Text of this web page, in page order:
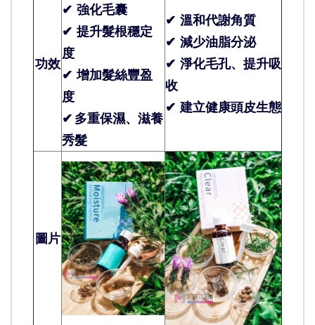
功效
✔ 強化毛囊
✔ 提升髮根穩定
度
✔ 增加髮絲豐盈
度
✔ 多重保濕、滋養
秀髮
✔ 溫和代謝角質
✔ 減少油脂分泌
✔ 淨化毛孔、提升吸
收
✔ 建立健康頭皮生態
圖片